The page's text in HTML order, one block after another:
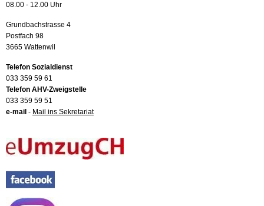
08.00 - 12.00 Uhr
Grundbachstrasse 4
Postfach 98
3665 Wattenwil
Telefon Sozialdienst
033 359 59 61
Telefon AHV-Zweigstelle
033 359 59 51
e-mail - Mail ins Sekretariat